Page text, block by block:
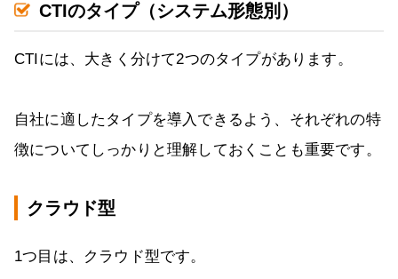
CTIのタイプ（システム形態別）
CTIには、大きく分けて2つのタイプがあります。
自社に適したタイプを導入できるよう、それぞれの特
徴についてしっかりと理解しておくことも重要です。
クラウド型
1つ目は、クラウド型です。